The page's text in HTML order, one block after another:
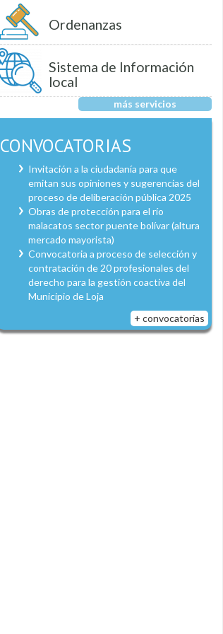
Ordenanzas
Sistema de Información
local
más servicios
CONVOCATORIAS
Invitación a la ciudadanía para que
emitan sus opiniones y sugerencias del
proceso de deliberación pública 2025
Obras de protección para el río
malacatos sector puente bolívar (altura
mercado mayorista)
Convocatoria a proceso de selección y
contratación de 20 profesionales del
derecho para la gestión coactiva del
Municipio de Loja
+ convocatorias